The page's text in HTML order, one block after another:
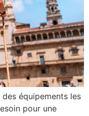
des équipements les
pour une